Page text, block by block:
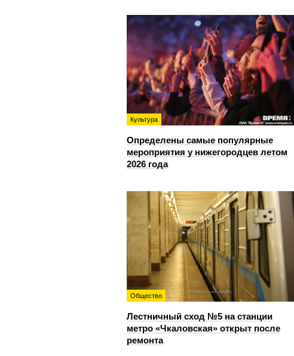
Культура
Определены самые популярные
мероприятия у нижегородцев летом
2026 года
Общество
Лестничный сход №5 на станции
метро «Чкаловская» открыт после
ремонта